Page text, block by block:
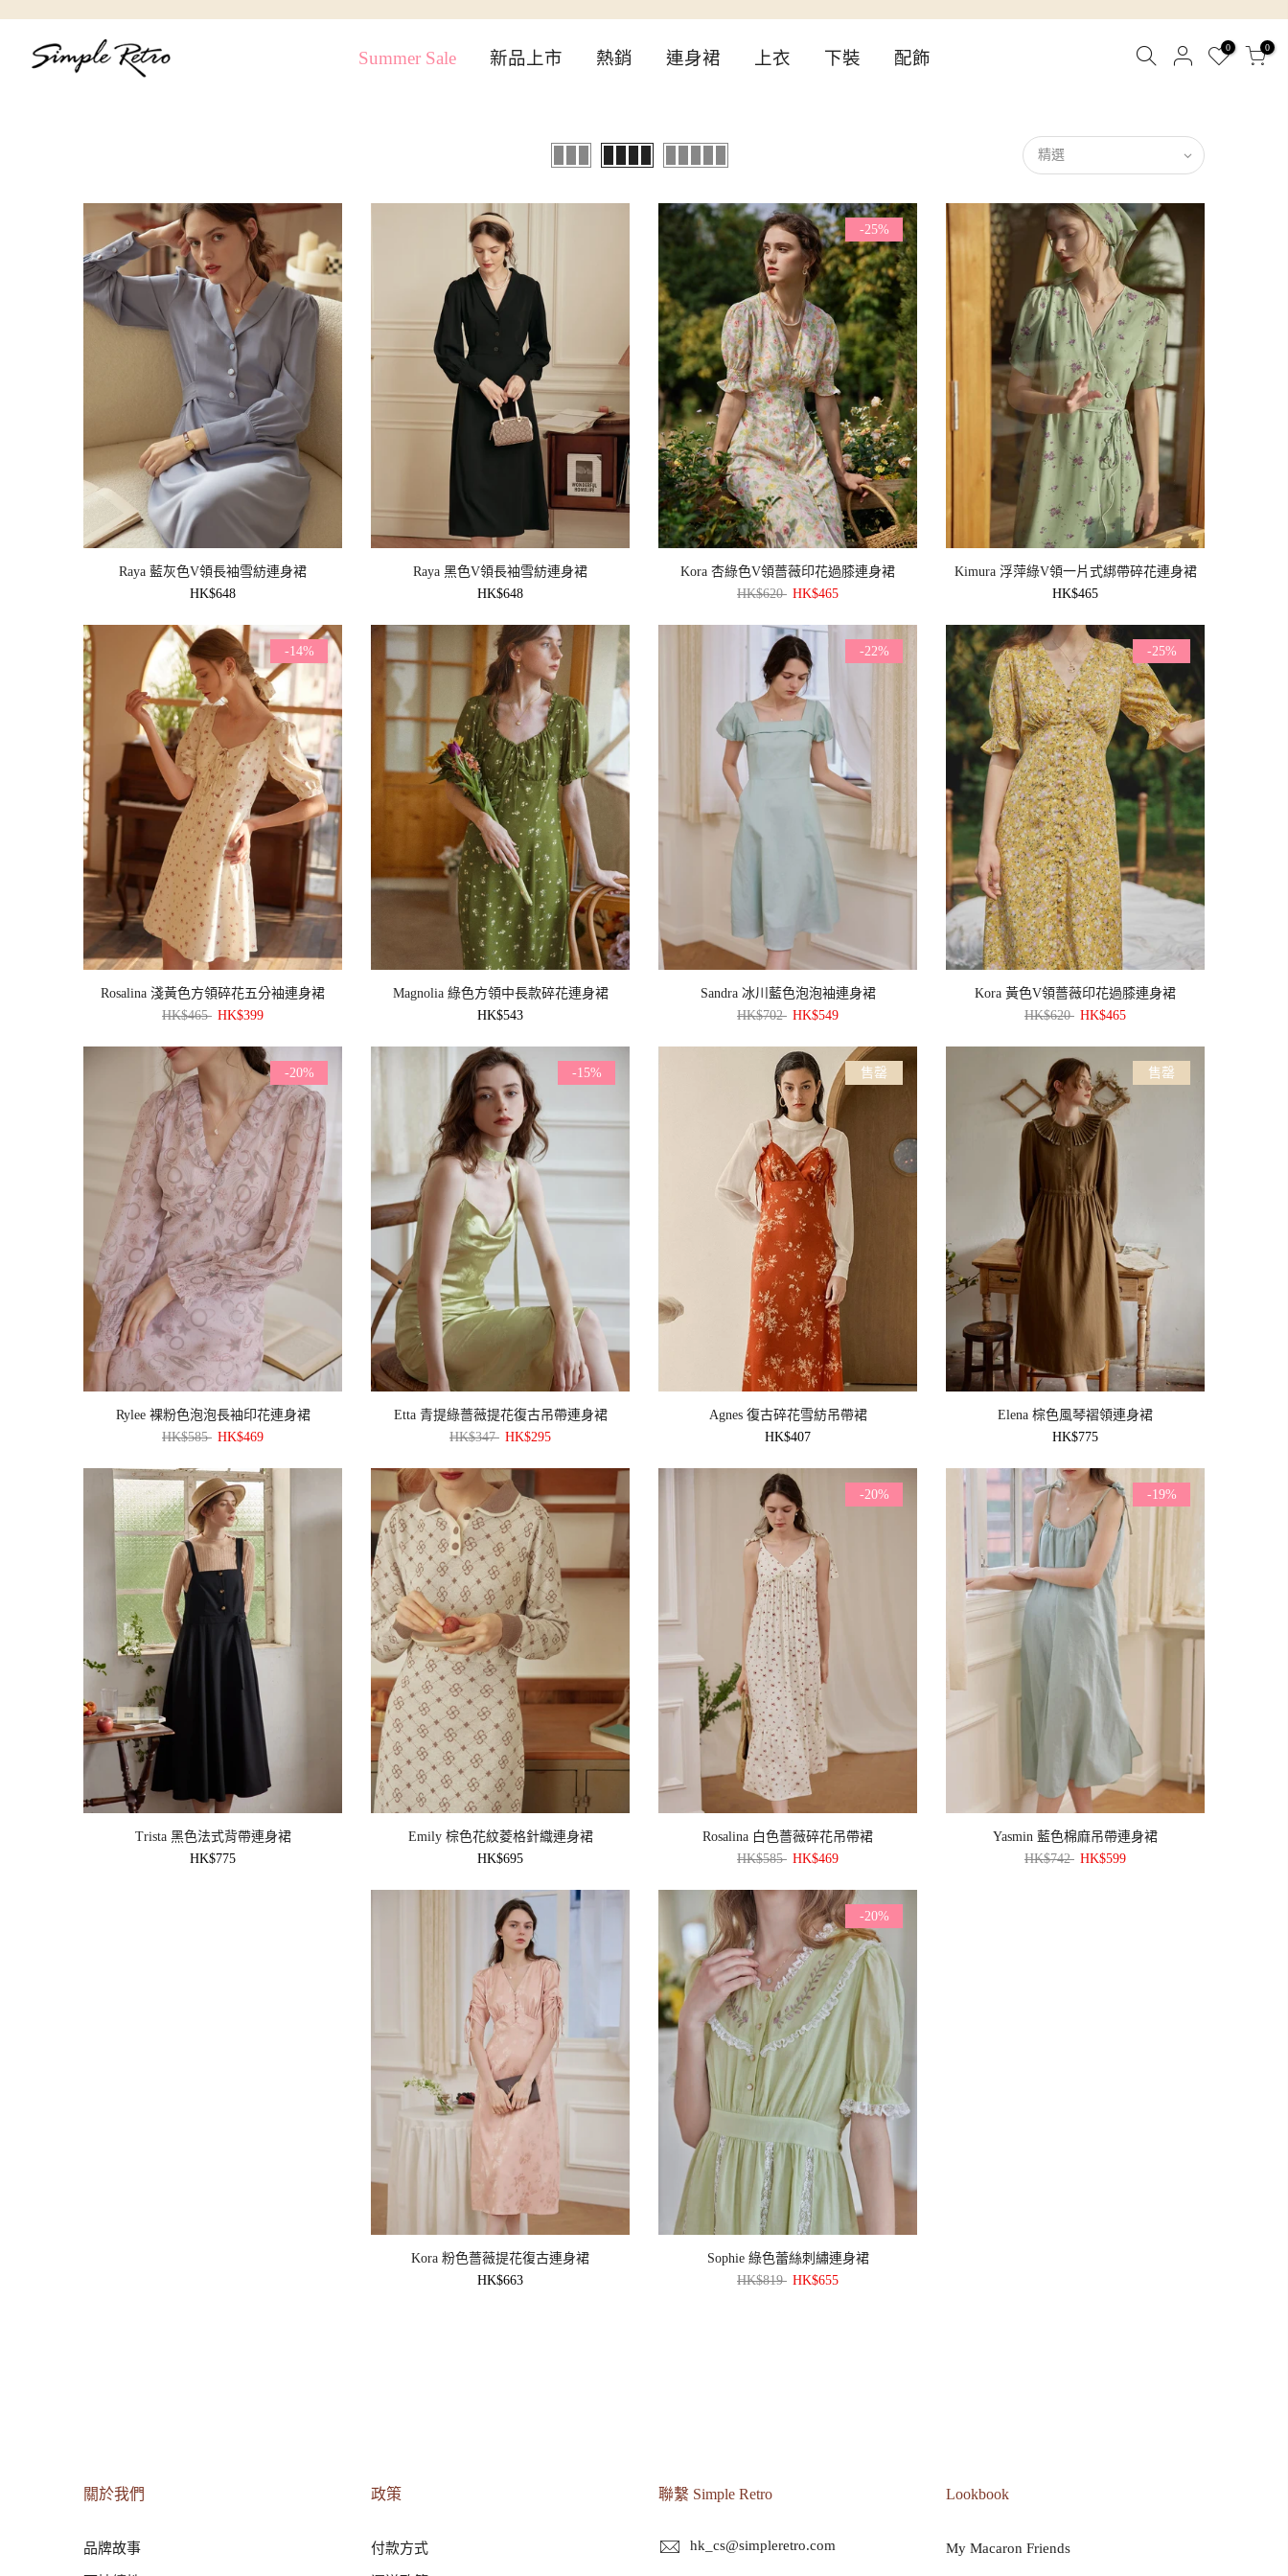
Summer Sale 新品上市 熱銷 連身裙 上衣 下裝 配飾
0 0
精選
Raya 藍灰色V領長袖雪紡連身裙
HK$648
Raya 黑色V領長袖雪紡連身裙
HK$648
-25%
Kora 杏綠色V領薔薇印花過膝連身裙
HK$620 HK$465
Kimura 浮萍綠V領一片式綁帶碎花連身裙
HK$465
-14%
Rosalina 淺黃色方領碎花五分袖連身裙
HK$465 HK$399
Magnolia 綠色方領中長款碎花連身裙
HK$543
-22%
Sandra 冰川藍色泡泡袖連身裙
HK$702 HK$549
-25%
Kora 黃色V領薔薇印花過膝連身裙
HK$620 HK$465
-20%
Rylee 裸粉色泡泡長袖印花連身裙
HK$585 HK$469
-15%
Etta 青提綠薔薇提花復古吊帶連身裙
HK$347 HK$295
售罄
Agnes 復古碎花雪紡吊帶裙
HK$407
售罄
Elena 棕色風琴褶領連身裙
HK$775
Trista 黑色法式背帶連身裙
HK$775
Emily 棕色花紋菱格針織連身裙
HK$695
-20%
Rosalina 白色薔薇碎花吊帶裙
HK$585 HK$469
-19%
Yasmin 藍色棉麻吊帶連身裙
HK$742 HK$599
Kora 粉色薔薇提花復古連身裙
HK$663
-20%
Sophie 綠色蕾絲刺繡連身裙
HK$819 HK$655
關於我們
品牌故事
政策
付款方式
聯繫 Simple Retro
hk_cs@simpleretro.com
Lookbook
My Macaron Friends